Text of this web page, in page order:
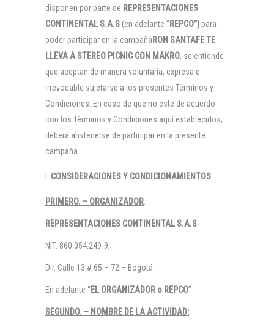
disponen por parte de REPRESENTACIONES
CONTINENTAL S.A.S (en adelante “REPCO”) para
poder participar en la campaña RON SANTAFE TE
LLEVA A STEREO PICNIC CON MAKRO, se entiende
que aceptan de manera voluntaria, expresa e
irrevocable sujetarse a los presentes Términos y
Condiciones. En caso de que no esté de acuerdo
con los Términos y Condiciones aquí establecidos,
deberá abstenerse de participar en la presente
campaña.
CONSIDERACIONES Y CONDICIONAMIENTOS
PRIMERO. – ORGANIZADOR:
REPRESENTACIONES CONTINENTAL S.A.S
NIT. 860.054.249-9,
Dir. Calle 13 # 65 – 72 – Bogotá.
En adelante “EL ORGANIZADOR o REPCO”
SEGUNDO. – NOMBRE DE LA ACTIVIDAD: